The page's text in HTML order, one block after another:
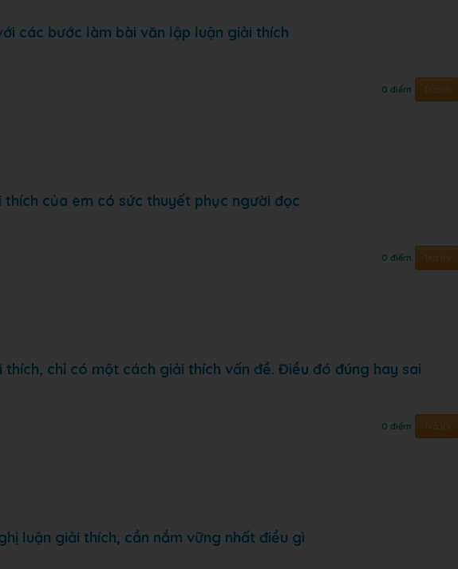
các bước làm bài văn lập luận giải thích
0 điểm Trả lời
của em có sức thuyết phục người đọc
0 điểm Trả lời
chỉ có một cách giải thích vấn đề. Điều đó đúng hay sai
0 điểm Trả lời
luận giải thích, cần nắm vững nhất điều gì